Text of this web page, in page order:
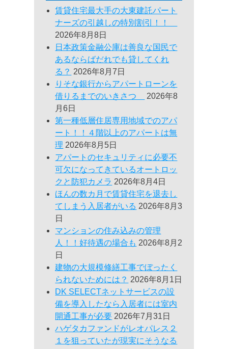
賃貸住宅最大手の大東建託パート
ナーズの引越しの特別割引！！
2026年8月8日
日本政策金融公庫は善良な国民で
あるならばだれでも貸してくれ
る？ 2026年8月7日
りそな銀行からアパートローンを
借りるまでのいきさつ
2026年8
月6日
第一種低層住居専用地域でのアパ
ート！！４階以上のアパートは無
理 2026年8月5日
アパートのセキュリティに必要不
可欠になってきているオートロッ
クと防犯カメラ 2026年8月4日
ほんの数カ月で賃貸住宅を退去し
てしまう入居者がいる 2026年8月3
日
マンションの住み込みの管理
人！！好待遇の場合も 2026年8月2
日
建物の大規模修繕工事でぼったく
られないためには？ 2026年8月1日
DK SELECTネットサービスの設
備を導入したなら入居者には室内
開通工事が必要 2026年7月31日
ハゲタカファンドがレオパレス２
１を狙っていたが現実にそうなる